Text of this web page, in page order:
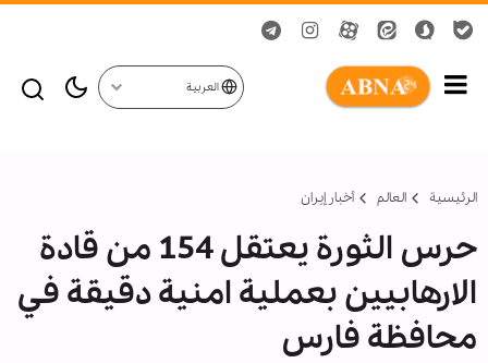
العربية
الرئيسية العالم أخبار إيران
حرس الثورة يعتقل 154 من قادة
الارهابيين بعملية امنية دقيقة في
محافظة فارس